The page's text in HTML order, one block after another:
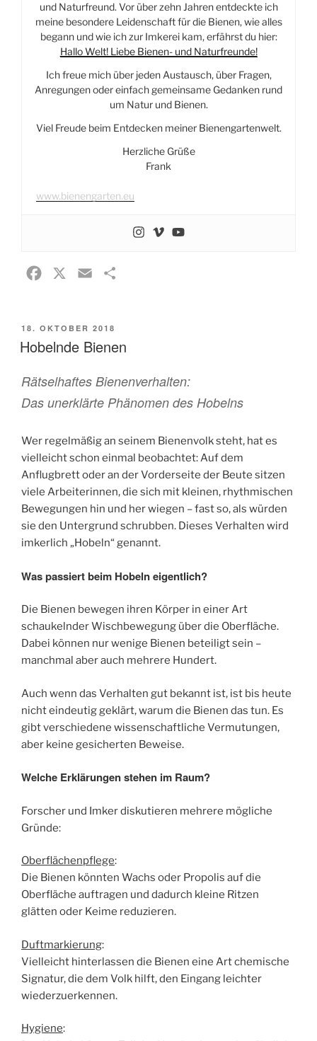
und Naturfreund. Vor über zehn Jahren entdeckte ich
meine besondere Leidenschaft für die Bienen, wie alles
begann und wie ich zur Imkerei kam, erfährst du hier:
Hallo Welt! Liebe Bienen- und Naturfreunde!
Ich freue mich über jeden Austausch, über Fragen,
Anregungen oder einfach gemeinsame Gedanken rund
um Natur und Bienen.
Viel Freude beim Entdecken meiner Bienengartenwelt.
Herzliche Grüße
Frank
www.bienengarten.eu
e
b
k
i
l
e
VERÖFFENTLICHT
AM
18. OKTOBER 2018
Hobelnde Bienen
Rätselhaftes Bienenverhalten:
Das unerklärte Phänomen des Hobelns
Wer regelmäßig an seinem Bienenvolk steht, hat es
vielleicht schon einmal beobachtet: Auf dem
Anflugbrett oder an der Vorderseite der Beute sitzen
viele Arbeiterinnen, die sich mit kleinen, rhythmischen
Bewegungen hin und her wiegen – fast so, als würden
sie den Untergrund schrubben. Dieses Verhalten wird
imkerlich „Hobeln“ genannt.
Was passiert beim Hobeln eigentlich?
Die Bienen bewegen ihren Körper in einer Art
schaukelnder Wischbewegung über die Oberfläche.
Dabei können nur wenige Bienen beteiligt sein –
manchmal aber auch mehrere Hundert.
Auch wenn das Verhalten gut bekannt ist, ist bis heute
nicht eindeutig geklärt, warum die Bienen das tun. Es
gibt verschiedene wissenschaftliche Vermutungen,
aber keine gesicherten Beweise.
Welche Erklärungen stehen im Raum?
Forscher und Imker diskutieren mehrere mögliche
Gründe:
Oberflächenpflege:
Die Bienen könnten Wachs oder Propolis auf die
Oberfläche auftragen und dadurch kleine Ritzen
glätten oder Keime reduzieren.
Duftmarkierung:
Vielleicht hinterlassen die Bienen eine Art chemische
Signatur, die dem Volk hilft, den Eingang leichter
wiederzuerkennen.
Hygiene: